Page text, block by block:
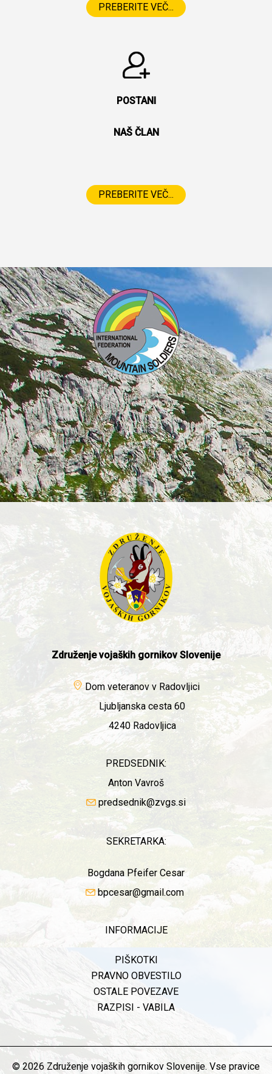
PREBERITE VEČ...
POSTANI
NAŠ ČLAN
PREBERITE VEČ...
Združenje vojaških gornikov Slovenije
Dom veteranov v Radovljici
Ljubljanska cesta 60
4240 Radovljica
PREDSEDNIK:
Anton Vavroš
predsednik@zvgs.si
SEKRETARKA:
Bogdana Pfeifer Cesar
bpcesar@gmail.com
INFORMACIJE
PIŠKOTKI
PRAVNO OBVESTILO
OSTALE POVEZAVE
RAZPISI - VABILA
© 2026 Združenje vojaških gornikov Slovenije. Vse pravice